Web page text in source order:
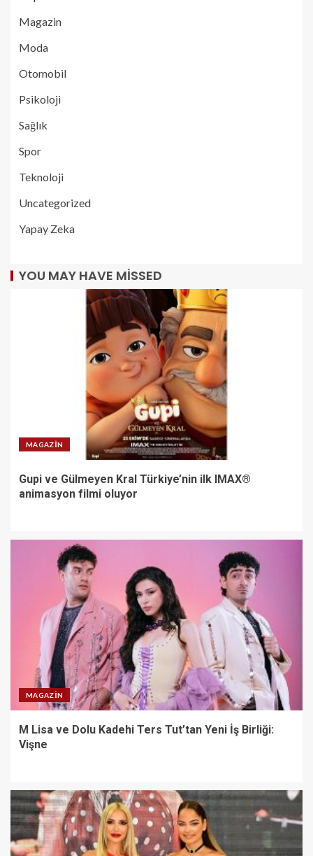
Magazin
Moda
Otomobil
Psikoloji
Sağlık
Spor
Teknoloji
Uncategorized
Yapay Zeka
YOU MAY HAVE MISSED
MAGAZIN
Gupi ve Gülmeyen Kral Türkiye’nin ilk IMAX®
animasyon filmi oluyor
MAGAZIN
M Lisa ve Dolu Kadehi Ters Tut’tan Yeni İş Birliği:
Vişne